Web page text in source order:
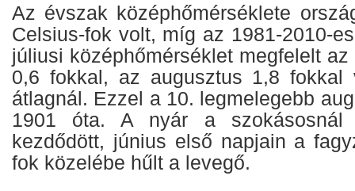
Az évszak középhőmérséklete
Celsius-fok volt, míg az 1981-2010-
júliusi középhőmérséklet megfelelt
0,6 fokkal, az augusztus 1,8 fokkal
átlagnál. Ezzel a 10. legmelegebb
1901 óta. A nyár a szokásosnál
kezdődött, június első napjain a
fok közelébe hűlt a levegő.